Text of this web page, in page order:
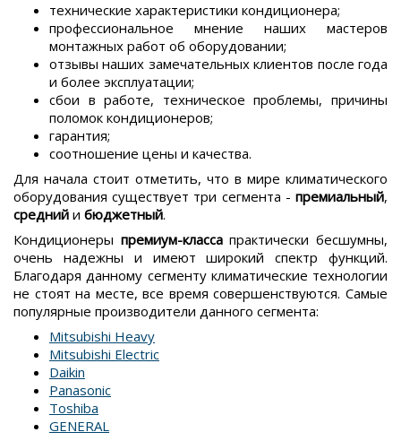
технические характеристики кондиционера;
профессиональное мнение наших мастеров
монтажных работ об оборудовании;
отзывы наших замечательных клиентов после года
и более эксплуатации;
сбои в работе, техническое проблемы, причины
поломок кондиционеров;
гарантия;
соотношение цены и качества.
Для начала стоит отметить, что в мире климатического
оборудования существует три сегмента - премиальный,
средний и бюджетный.
Кондиционеры премиум-классапрактически бесшумны,
очень надежны и имеют широкий спектр функций.
Благодаря данному сегменту климатические технологии
не стоят на месте, все время совершенствуются. Самые
популярные производители данного сегмента:
Mitsubishi Heavy
Mitsubishi Electric
Daikin
Panasonic
Toshiba
GENERAL